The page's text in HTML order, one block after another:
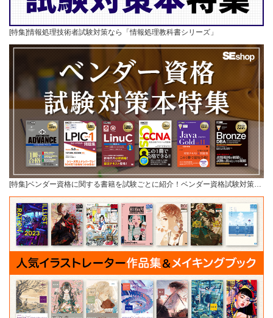
[特集]情報処理技術者試験対策なら「情報処理教科書シリーズ」
[特集]ベンダー資格に関する書籍を試験ごとに紹介！ベンダー資格試験対策…